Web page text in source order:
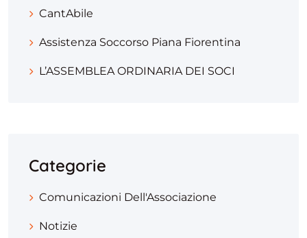
CantAbile
Assistenza Soccorso Piana Fiorentina
L’ASSEMBLEA ORDINARIA DEI SOCI
Categorie
Comunicazioni Dell'Associazione
Notizie